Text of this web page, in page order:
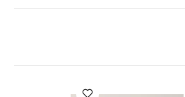
المميزين لماركة لورا اشلي
إلى إطلالة صغيرتكم في المناسبات
ماماز وباباز
جزء مطرز في